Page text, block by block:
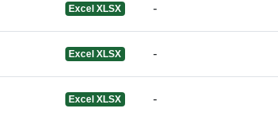
Excel XLSX -
Excel XLSX -
Excel XLSX -